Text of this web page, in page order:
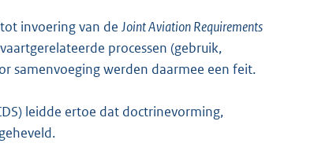
invoering van de Joint Aviation Requirements
processen (gebruik,
samenvoeging werden daarmee een feit.
leidde ertoe dat doctrinevorming,